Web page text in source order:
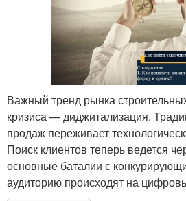
Важный тренд рынка
кризиса — диджитализация.
продаж переживает
Поиск клиентов теперь ведется
основные баталии с
аудиторию происходят на